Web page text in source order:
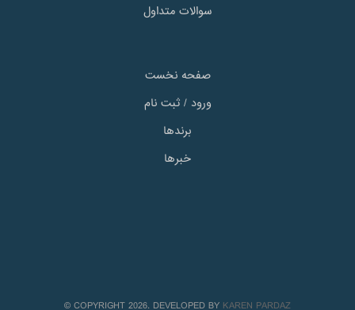
سوالات متداول
صفحه نخست
ورود / ثبت نام
برندها
خبرها
© COPYRIGHT 2026. DEVELOPED BY KAREN PARDAZ